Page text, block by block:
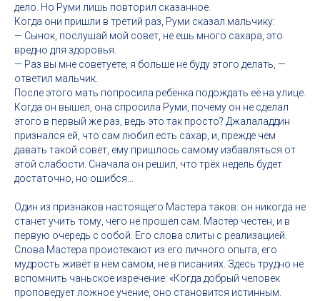
дело. Но Руми лишь повторил сказанное.
Когда они пришли в третий раз, Руми сказал мальчику:
— Сынок, послушай мой совет, не ешь много сахара, это
вредно для здоровья.
— Раз вы мне советуете, я больше не буду этого делать, —
ответил мальчик.
После этого мать попросила ребёнка подождать её на улице.
Когда он вышел, она спросила Руми, почему он не сделал
этого в первый же раз, ведь это так просто? Джалаладдин
признался ей, что сам любил есть сахар, и, прежде чем
давать такой совет, ему пришлось самому избавляться от
этой слабости. Сначала он решил, что трёх недель будет
достаточно, но ошибся…
Один из признаков настоящего Мастера таков: он никогда не
станет учить тому, чего не прошёл сам. Мастер честен, и в
первую очередь с собой. Его слова слиты с реализацией.
Слова Мастера проистекают из его личного опыта, его
мудрость живёт в нём самом, не в писаниях. Здесь трудно не
вспомнить чаньское изречение: «Когда добрый человек
проповедует ложное учение, оно становится истинным.